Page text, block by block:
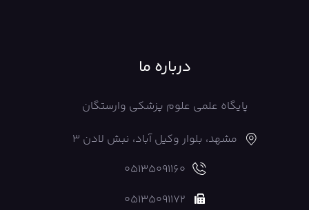
درباره ما
پایگاه علمی علوم پزشکی وارستگان
مشهد، بلوار وکیل آباد، نبش لادن 3
05135091160
05135091172